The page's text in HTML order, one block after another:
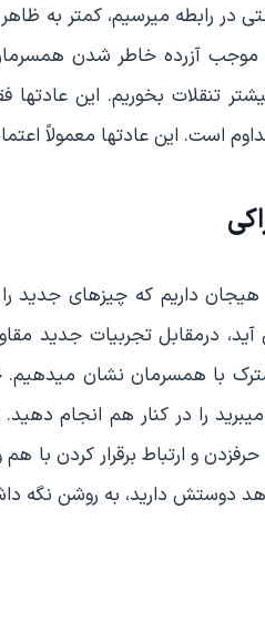
در رابطه میرسیم، کمتر به
آزرده خاطر شدن همسرمان
تنقلات بخوریم. این
است. این عادتها معمولاً
هیجان داریم که چیزهای جدید
درمقابل تجربیات جدید
با همسرمان نشان
را در کنار هم انجام
حرفزدن و ارتباط برقرار کردن
دوستش دارید، به روشن نگه